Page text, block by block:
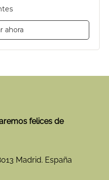
ahora
felices de
Madrid. España